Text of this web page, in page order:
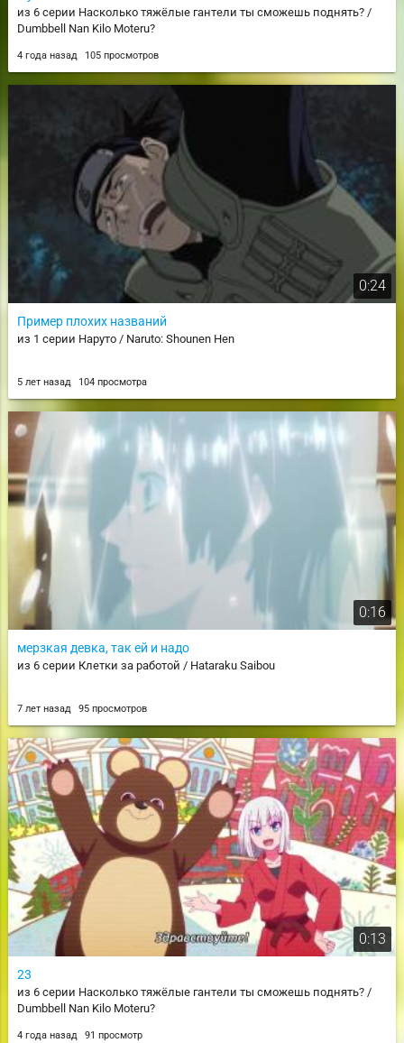
из 6 серии Насколько тяжёлые гантели ты сможешь поднять? /
Dumbbell Nan Kilo Moteru?
4 года назад 105 просмотров
0:24
Пример плохих названий
из 1 серии Наруто / Naruto: Shounen Hen
5 лет назад 104 просмотра
0:16
мерзкая девка, так ей и надо
из 6 серии Клетки за работой / Hataraku Saibou
7 лет назад 95 просмотров
0:13
23
из 6 серии Насколько тяжёлые гантели ты сможешь поднять? /
Dumbbell Nan Kilo Moteru?
4 года назад 91 просмотр